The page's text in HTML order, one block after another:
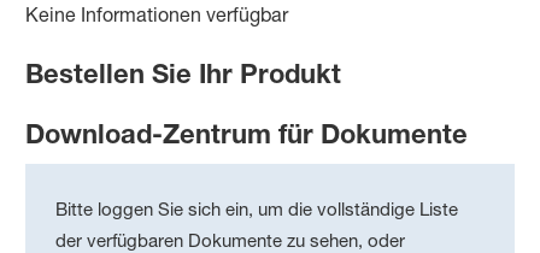
Keine Informationen verfügbar
Bestellen Sie Ihr Produkt
Download-Zentrum für Dokumente
Bitte loggen Sie sich ein, um die vollständige Liste
der verfügbaren Dokumente zu sehen, oder